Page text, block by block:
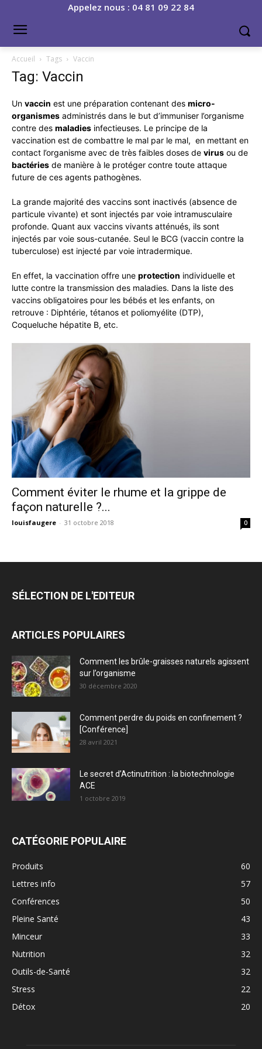
Appelez nous : 04 81 09 22 84
Accueil Tags Vaccin
Tag: Vaccin
Un vaccin est une préparation contenant des micro-
organismes administrés dans le but d’immuniser l’organisme
contre des maladies infectieuses. Le principe de la
vaccination est de combattre le mal par le mal, en mettant en
contact l’organisme avec de très faibles doses de virus ou de
bactéries de manière à le protéger contre toute attaque
future de ces agents pathogènes.
La grande majorité des vaccins sont inactivés (absence de
particule vivante) et sont injectés par voie intramusculaire
profonde. Quant aux vaccins vivants atténués, ils sont
injectés par voie sous-cutanée. Seul le BCG (vaccin contre la
tuberculose) est injecté par voie intradermique.
En effet, la vaccination offre une protection individuelle et
lutte contre la transmission des maladies. Dans la liste des
vaccins obligatoires pour les bébés et les enfants, on
retrouve : Diphtérie, tétanos et poliomyélite (DTP),
Coqueluche hépatite B, etc.
Comment éviter le rhume et la grippe de
façon naturelle ?...
louisfaugere - 31 octobre 2018 0
SÉLECTION DE L'EDITEUR
ARTICLES POPULAIRES
Comment les brûle-graisses naturels agissent
sur l’organisme
30 décembre 2020
Comment perdre du poids en confinement ?
[Conférence]
28 avril 2021
Le secret d’Actinutrition : la biotechnologie
ACE
1 octobre 2019
CATÉGORIE POPULAIRE
Produits
60
Lettres info
57
Conférences
50
Pleine Santé
43
Minceur
33
Nutrition
32
Outils-de-Santé
32
Stress
22
Détox
20